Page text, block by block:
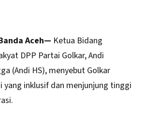
Aceh— Ketua Bidang
DPP Partai Golkar, Andi
(Andi HS), menyebut Golkar
yang inklusif dan menjunjung tinggi